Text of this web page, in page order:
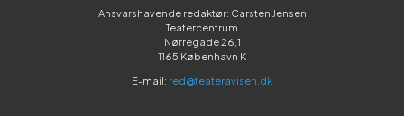
Ansvarshavende redaktør: Carsten Jensen
Teatercentrum
Nørregade 26,1
1165 København K
E-mail: red@teateravisen.dk